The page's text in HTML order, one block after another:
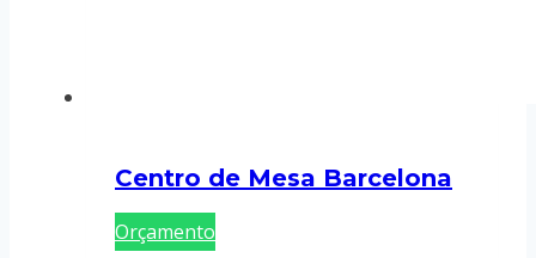
Centro de Mesa Barcelona
Orçamento